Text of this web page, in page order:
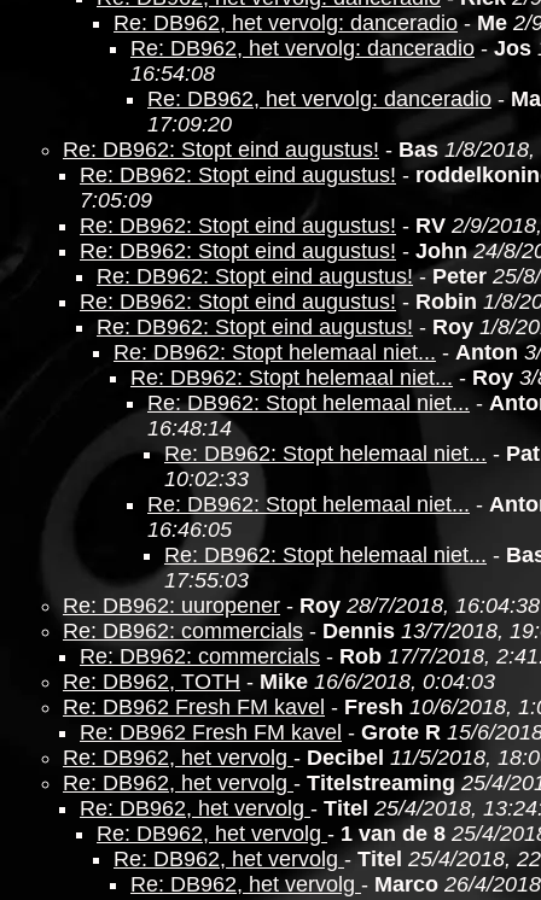
Re: DB962, het vervolg: danceradio - Me 2/
Re: DB962, het vervolg: danceradio - Jos
16:54:08
Re: DB962, het vervolg: danceradio -
17:09:20
Re: DB962: Stopt eind augustus! - Bas 1/8/2018,
Re: DB962: Stopt eind augustus! -
7:05:09
Re: DB962: Stopt eind augustus! - RV 2/9/
Re: DB962: Stopt eind augustus! - John 24/8/
Re: DB962: Stopt eind augustus!- Peter 25/
Re: DB962: Stopt eind augustus! - Robin 1/8/
Re: DB962: Stopt eind augustus! - Roy 1/8/
Re: DB962: Stopt helemaal niet... - Anton
Re: DB962: Stopt helemaal niet... - Roy
Re: DB962: Stopt helemaal niet... -
16:48:14
Re: DB962: Stopt helemaal niet... -
10:02:33
Re: DB962: Stopt helemaal niet... -
16:46:05
Re: DB962: Stopt helemaal niet... -
17:55:03
Re: DB962: uuropener - Roy 28/7/2018, 16:04:38
Re: DB962: commercials - Dennis 13/7/2018,
Re: DB962: commercials - Rob 17/7/2018,
Re: DB962, TOTH - Mike 16/6/2018, 0:04:03
Re: DB962 Fresh FM kavel - Fresh 10/6/2018,
Re: DB962 Fresh FM kavel - Grote R 15/6/
Re: DB962, het vervolg - Decibel 11/5/2018,
Re: DB962, het vervolg - Titelstreaming 25/4/
Re: DB962, het vervolg - Titel 25/4/2018,
Re: DB962, het vervolg - 1 van de 8 25/4/
Re: DB962, het vervolg - Titel 25/4/2018,
Re: DB962, het vervolg - Marco 26/4/